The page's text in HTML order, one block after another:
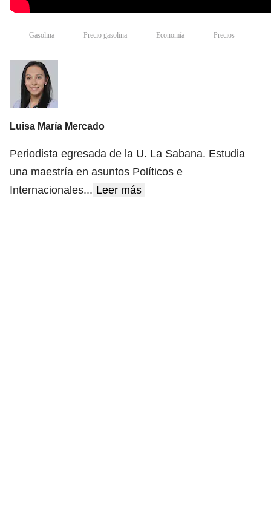
Gasolina Precio gasolina Economía Precios
Luisa María Mercado
Periodista egresada de la U. La Sabana. Estudia
una maestría en asuntos Políticos e
Internacionales... Leer más